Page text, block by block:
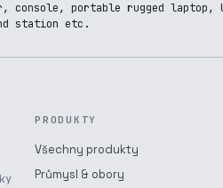
console, portable rugged laptop,
station etc.
PRODUKTY
Všechny produkty
Průmysl & obory